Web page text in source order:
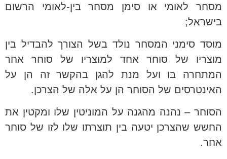
מסחר לאומי או סימן מסחר בין-לאומי הרשום
בישראל;
מוסד סימני המסחר נולד בשל הצורך להבדיל בין
מוצריו של סוחר אחד למוצריו של סוחר אחר
המתחרה בו ועל מנת להגן בהקשר זה הן על
האינטרסים של הסוחר הן על אלה של הצרכן.
הסוחר – נהנה מהגנה על המוניטין שלו ומקטין את
החשש שהצרכן יטעה בין תוצרתו שלו לזו של סוחר
אחר.